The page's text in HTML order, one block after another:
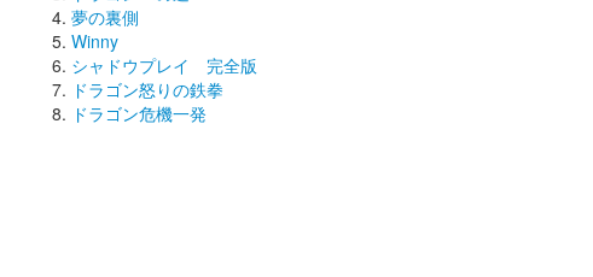
夢の裏側
Winny
シャドウプレイ 完全版
ドラゴン怒りの鉄拳
ドラゴン危機一発